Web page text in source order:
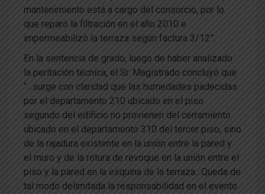
mantenimiento está a cargo del consorcio, por lo
que reparó la filtración en el año 2010 e
impermeabilizó la terraza según factura 3/12”.
En la sentencia de grado, luego de haber analizado
la peritación técnica, el Sr. Magistrado concluyó que
“…surge con claridad que las humedades padecidas
por el departamento 210 ubicado en el piso
segundo del edificio no provienen del cerramiento
ubicado en el departamento 310 del tercer piso, sino
de la rajadura existente en la unión entre la pared y
el muro y de la rotura de revoque en la unión entre el
piso y la pared en la esquina de la terraza…Queda de
tal modo delimitada la responsabilidad en el evento